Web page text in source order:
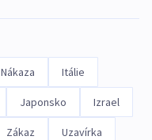
Nákaza Itálie
Japonsko Izrael
Zákaz Uzavírka